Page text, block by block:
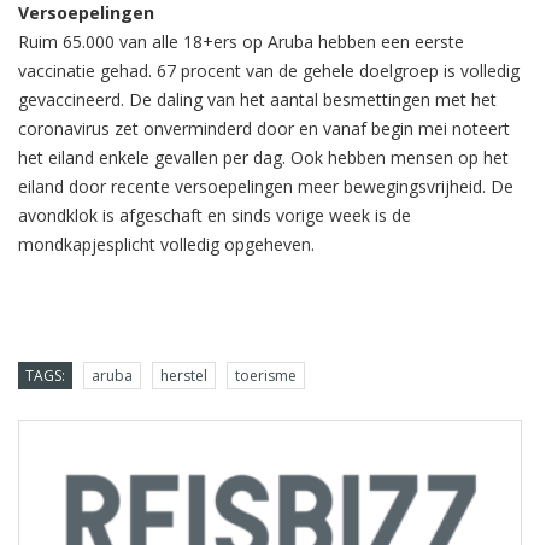
Versoepelingen
Ruim 65.000 van alle 18+ers op Aruba hebben een eerste
vaccinatie gehad. 67 procent van de gehele doelgroep is volledig
gevaccineerd. De daling van het aantal besmettingen met het
coronavirus zet onverminderd door en vanaf begin mei noteert
het eiland enkele gevallen per dag. Ook hebben mensen op het
eiland door recente versoepelingen meer bewegingsvrijheid. De
avondklok is afgeschaft en sinds vorige week is de
mondkapjesplicht volledig opgeheven.
TAGS: aruba herstel toerisme